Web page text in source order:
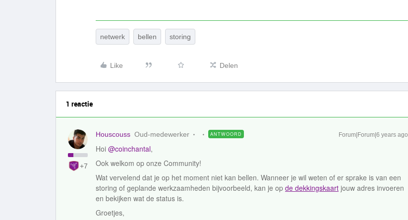
netwerk bellen storing
Like Delen
1 reactie
+7
Houscouss Oud-medewerker ANTWOORD Forum|Forum|6 years ago
Hoi @coinchantal,
Ook welkom op onze Community!
Wat vervelend dat je op het moment niet kan bellen. Wanneer je wil weten of er sprake is van een
storing of geplande werkzaamheden bijvoorbeeld, kan je op de dekkingskaart jouw adres invoeren
en bekijken wat de status is.
Groetjes,